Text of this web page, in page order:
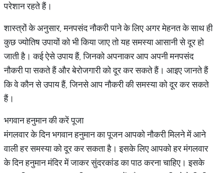
परेशान रहते हैं।
शास्त्रों के अनुसार, मनपसंद नौकरी पाने के लिए अगर मेहनत के साथ ही
कुछ ज्योतिष उपायों को भी किया जाए तो यह समस्या आसानी से दूर हो
जाती है। कई ऐसे उपाय हैं, जिनको अपनाकर आप अपनी मनपसंद
नौकरी पा सकते हैं और बेरोजगारी को दूर कर सकते हैं। आइए जानते हैं
कि वे कौन से उपाय हैं, जिनसे आप नौकरी की समस्या को दूर कर सकते
हैं।
भगवान हनुमान की करें पूजा
मंगलवार के दिन भगवान हनुमान का पूजन आपको नौकरी मिलने में आने
वाली हर समस्या को दूर कर सकता है। इसके लिए आपको हर मंगलवार
के दिन हनुमान मंदिर में जाकर सुंदरकांड का पाठ करना चाहिए। इसके